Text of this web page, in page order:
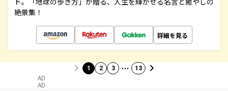
絶景集！
詳細を見る
1 2 3 … 13
AD
AD